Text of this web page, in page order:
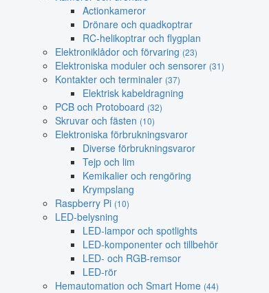
Actionkameror
Drönare och quadkoptrar
RC-helikoptrar och flygplan
Elektroniklådor och förvaring (23)
Elektroniska moduler och sensorer (31)
Kontakter och terminaler (37)
Elektrisk kabeldragning
PCB och Protoboard (32)
Skruvar och fästen (10)
Elektroniska förbrukningsvaror
Diverse förbrukningsvaror
Tejp och lim
Kemikalier och rengöring
Krympslang
Raspberry Pi (10)
LED-belysning
LED-lampor och spotlights
LED-komponenter och tillbehör
LED- och RGB-remsor
LED-rör
Hemautomation och Smart Home (44)